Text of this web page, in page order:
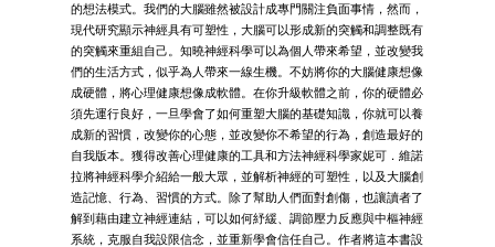
的想法模式。我們的大腦雖然被設計成專門關注負面事情，然而，
現代研究顯示神經具有可塑性，大腦可以形成新的突觸和調整既有
的突觸來重組自己。知曉神經科學可以為個人帶來希望，並改變我
們的生活方式，似乎為人帶來一線生機。不妨將你的大腦健康想像
成硬體，將心理健康想像成軟體。在你升級軟體之前，你的硬體必
須先運行良好，一旦學會了如何重塑大腦的基礎知識，你就可以養
成新的習慣，改變你的心態，並改變你不希望的行為，創造最好的
自我版本。獲得改善心理健康的工具和方法神經科學家妮可．維諾
拉將神經科學介紹給一般大眾，並解析神經的可塑性，以及大腦創
造記憶、行為、習慣的方式。除了幫助人們面對創傷，也讓讀者了
解到藉由建立神經連結，可以如何紓緩、調節壓力反應與中樞神經
系統，克服自我設限信念，並重新學會信任自己。作者將這本書設